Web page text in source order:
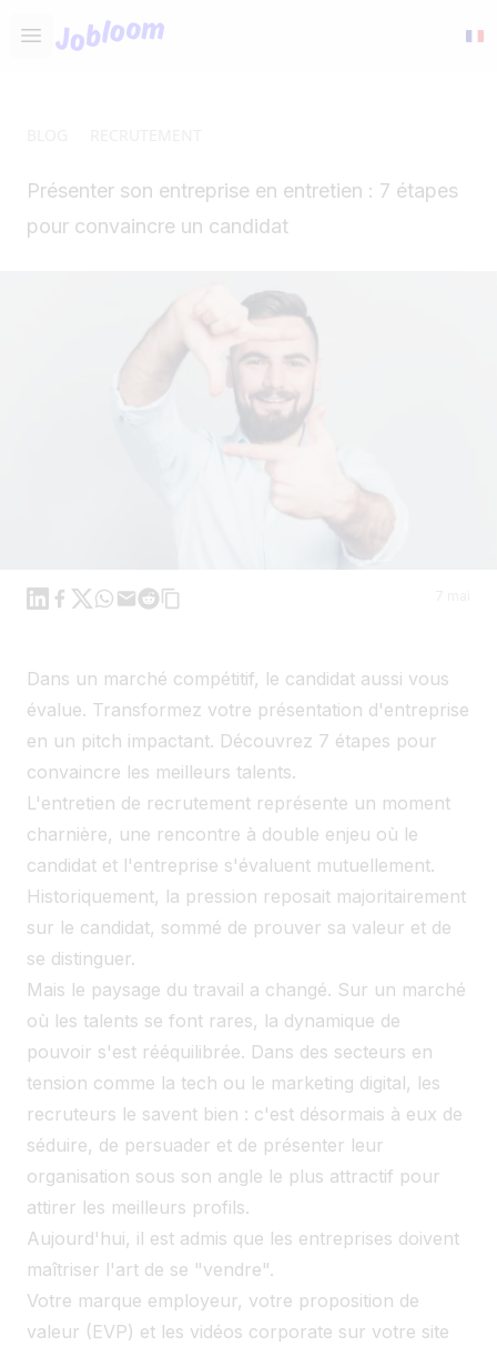
Open main menu
Jobloom
Présenter son entreprise en entretien : 7 étapes
pour convaincre un candidat
Linkedin
Facebook
X WhatsApp
MailReddit
Dans un marché compétitif, le candidat aussi vous
évalue. Transformez votre présentation d'entreprise
en un pitch impactant. Découvrez 7 étapes pour
convaincre les meilleurs talents.
L'entretien de recrutement représente un moment
charnière, une rencontre à double enjeu où le
candidat et l'entreprise s'évaluent mutuellement.
Historiquement, la pression reposait majoritairement
sur le candidat, sommé de prouver sa valeur et de
se distinguer.
Mais le paysage du travail a changé. Sur un marché
où les talents se font rares, la dynamique de
pouvoir s'est rééquilibrée. Dans des secteurs en
tension comme la tech ou le marketing digital, les
recruteurs le savent bien : c'est désormais à eux de
séduire, de persuader et de présenter leur
organisation sous son angle le plus attractif pour
attirer les meilleurs profils.
Aujourd'hui, il est admis que les entreprises doivent
maîtriser l'art de se "vendre".
Votre marque employeur, votre proposition de
valeur (EVP) et les vidéos corporate sur votre site